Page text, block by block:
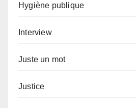
Hygiène publique
Interview
Juste un mot
Justice